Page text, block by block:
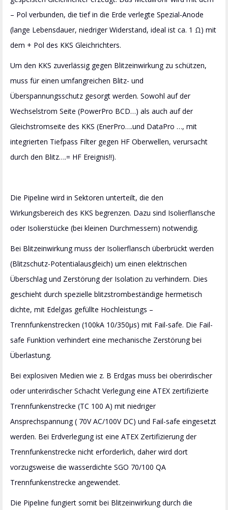
– Pol verbunden, die tief in die Erde verlegte Spezial-Anode
(lange Lebensdauer, niedriger Widerstand, ideal ist ca. 1 Ω) mit
dem + Pol des KKS Gleichrichters.
Um den KKS zuverlässig gegen Blitzeinwirkung zu schützen,
muss für einen umfangreichen Blitz- und
Überspannungsschutz gesorgt werden. Sowohl auf der
Wechselstrom Seite (PowerPro BCD…) als auch auf der
Gleichstromseite des KKS (EnerPro….und DataPro …, mit
integrierten Tiefpass Filter gegen HF Oberwellen, verursacht
durch den Blitz….= HF Ereignis!!).
Die Pipeline wird in Sektoren unterteilt, die den
Wirkungsbereich des KKS begrenzen. Dazu sind Isolierflansche
oder Isolierstücke (bei kleinen Durchmessern) notwendig.
Bei Blitzeinwirkung muss der Isolierflansch überbrückt werden
(Blitzschutz-Potentialausgleich) um einen elektrischen
Überschlag und Zerstörung der Isolation zu verhindern. Dies
geschieht durch spezielle blitzstrombeständige hermetisch
dichte, mit Edelgas gefüllte Hochleistungs –
Trennfunkenstrecken (100kA 10/350µs) mit Fail-safe. Die Fail-
safe Funktion verhindert eine mechanische Zerstörung bei
Überlastung.
Bei explosiven Medien wie z. B Erdgas muss bei oberirdischer
oder unterirdischer Schacht Verlegung eine ATEX zertifizierte
Trennfunkenstrecke (TC 100 A) mit niedriger
Ansprechspannung ( 70V AC/100V DC) und Fail-safe eingesetzt
werden. Bei Erdverlegung ist eine ATEX Zertifizierung der
Trennfunkenstrecke nicht erforderlich, daher wird dort
vorzugsweise die wasserdichte SGO 70/100 QA
Trennfunkenstrecke angewendet.
Die Pipeline fungiert somit bei Blitzeinwirkung durch die